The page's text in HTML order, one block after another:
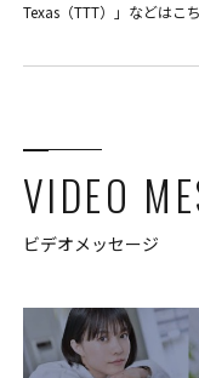
Texas（TTT）」などはこ
VIDEO
ビデオメッセージ